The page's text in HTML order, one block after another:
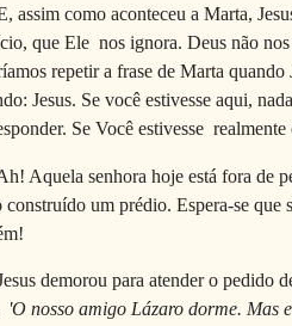
assim como aconteceu a Marta,
que Ele nos ignora. Deus não
repetir a frase de Marta
Jesus. Se você estivesse aqui,
Se Você estivesse
Aquela senhora hoje está fora de
construído um prédio. Espera-se
demorou para atender o pedido
'O nosso amigo Lázaro dorme. Mas